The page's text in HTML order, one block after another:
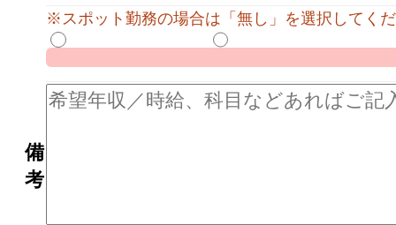
※スポット勤務の場合は「無し」を選択してく
備
考